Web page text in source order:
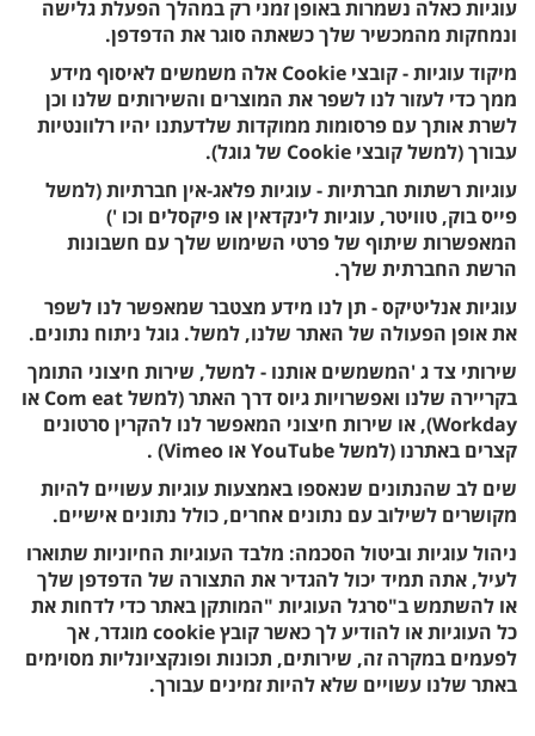
עוגיות כאלה נשמרות באופן זמני רק במהלך הפעלת גלישה
ונמחקות מהמכשיר שלך כשאתה סוגר את הדפדפן.
מיקוד עוגיות - קובצי Cookie אלה משמשים לאיסוף מידע
ממך כדי לעזור לנו לשפר את המוצרים והשירותים שלנו וכן
לשרת אותך עם פרסומות ממוקדות שלדעתנו יהיו רלוונטיות
עבורך (למשל קובצי Cookie של גוגל).
עוגיות רשתות חברתיות - עוגיות פלאג-אין חברתיות (למשל
פייס בוק, טוויטר, עוגיות לינקדאין או פיקסלים וכו ')
המאפשרות שיתוף של פרטי השימוש שלך עם חשבונות
הרשת החברתית שלך.
עוגיות אנליטיקס - תן לנו מידע מצטבר שמאפשר לנו לשפר
את אופן הפעולה של האתר שלנו, למשל. גוגל ניתוח נתונים.
שירותי צד ג 'המשמשים אותנו - למשל, שירות חיצוני התומך
בקריירה שלנו ואפשרויות גיוס דרך האתר (למשל Com eat או
Workday), או שירות חיצוני המאפשר לנו להקרין סרטונים
קצרים באתרנו (למשל YouTube או Vimeo) .
שים לב שהנתונים שנאספו באמצעות עוגיות עשויים להיות
מקושרים לשילוב עם נתונים אחרים, כולל נתונים אישיים.
ניהול עוגיות וביטול הסכמה: מלבד העוגיות החיוניות שתוארו
לעיל, אתה תמיד יכול להגדיר את התצורה של הדפדפן שלך
או להשתמש ב"סרגל העוגיות "המותקן באתר כדי לדחות את
כל העוגיות או להודיע ​​לך כאשר קובץ cookie מוגדר, אך
לפעמים במקרה זה, שירותים, תכונות ופונקציונליות מסוימים
באתר שלנו עשויים שלא להיות זמינים עבורך.